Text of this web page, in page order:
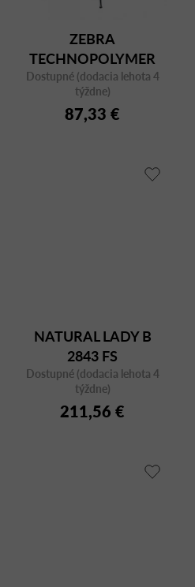
ZEBRA
TECHNOPOLYMER
2615 CR
Dostupné (dodacia lehota 4
týždne)
87,33 €
NATURAL LADY B
2843 FS
Dostupné (dodacia lehota 4
týždne)
211,56 €